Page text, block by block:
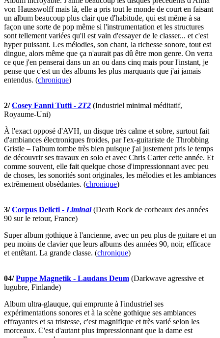
von Hausswolff mais là, elle a pris tout le monde de court en faisant
un album beaucoup plus clair que d'habitude, qui est même à sa
façon une sorte de pop même si l'instrumentation et les structures
sont tellement variées qu'il est vain d'essayer de le classer... et c'est
hyper puissant. Les mélodies, son chant, la richesse sonore, tout est
dingue, alors même que ça n'aurait pas dû être mon genre. On verra
ce que j'en penserai dans un an ou dans cinq mais pour l'instant, je
pense que c'est un des albums les plus marquants que j'ai jamais
entendus. (chronique)
2/ Cosey Fanni Tutti - 2T2 (Industriel minimal méditatif,
Royaume-Uni)
À l'exact opposé d'AVH, un disque très calme et sobre, surtout fait
d'ambiances électroniques froides, par l'ex-guitariste de Throbbing
Gristle – l'album tombe très bien puisque j'ai justement pris le temps
de découvrir ses travaux en solo et avec Chris Carter cette année. Et
comme souvent, elle fait quelque chose d'impressionnant avec peu
de choses, les sonorités sont originales, les mélodies et les ambiances
extrêmement obsédantes. (chronique)
3/ Corpus Delicti - Liminal(Death Rock de corbeaux des années
90 sur le retour, France)
Super album gothique à l'ancienne, avec un peu plus de guitare et un
peu moins de clavier que leurs albums des années 90, noir, efficace
et entêtant. La grande classe. (chronique)
04/ Puppe Magnetik - Laudans Deum (Darkwave agressive et
lugubre, Finlande)
Album ultra-glauque, qui emprunte à l'industriel ses
expérimentations sonores et à la scène gothique ses ambiances
effrayantes et sa tristesse, c'est magnifique et très varié selon les
morceaux. C'est d'autant plus impressionnant que la dame est